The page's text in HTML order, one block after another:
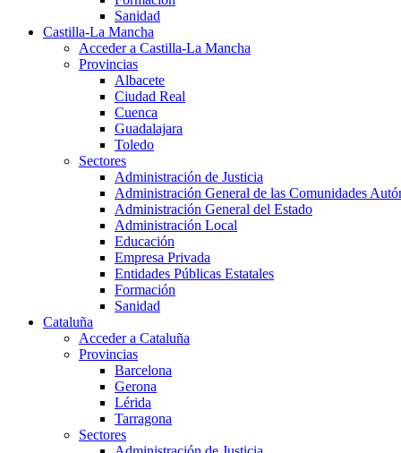
Sanidad
Castilla-La Mancha
Acceder a Castilla-La Mancha
Provincias
Albacete
Ciudad Real
Cuenca
Guadalajara
Toledo
Sectores
Administración de Justicia
Administración General de las Comunidades
Administración General del Estado
Administración Local
Educación
Empresa Privada
Entidades Públicas Estatales
Formación
Sanidad
Cataluña
Acceder a Cataluña
Provincias
Barcelona
Gerona
Lérida
Tarragona
Sectores